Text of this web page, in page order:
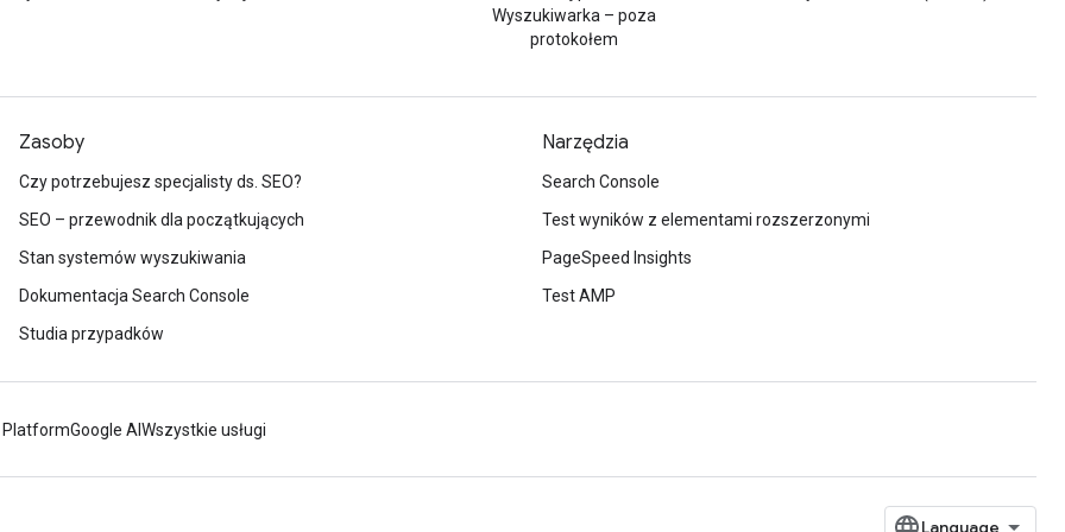
Wyszukiwarka – poza
protokołem
Zasoby
Czy potrzebujesz specjalisty ds. SEO?
SEO – przewodnik dla początkujących
Stan systemów wyszukiwania
Dokumentacja Search Console
Studia przypadków
Narzędzia
Search Console
Test wyników z elementami rozszerzonymi
PageSpeed Insights
Test AMP
PlatformGoogle AI Wszystkie usługi